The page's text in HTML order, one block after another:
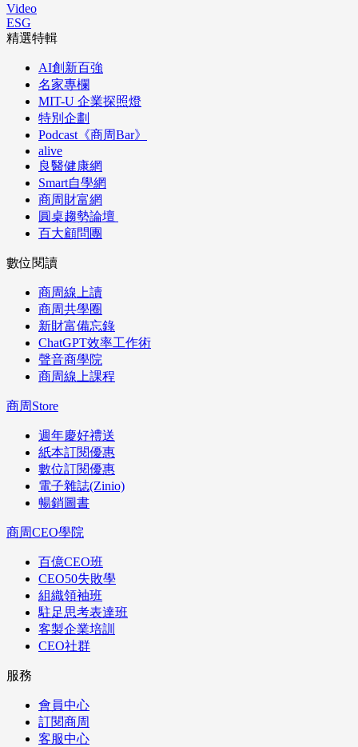
Video
ESG
精選特輯
AI創新百強
名家專欄
MIT-U 企業探照燈
特別企劃
Podcast《商周Bar》
alive
良醫健康網
Smart自學網
商周財富網
圓桌趨勢論壇
百大顧問團
數位閱讀
商周線上讀
商周共學圈
新財富備忘錄
ChatGPT效率工作術
聲音商學院
商周線上課程
商周Store
週年慶好禮送
紙本訂閱優惠
數位訂閱優惠
電子雜誌(Zinio)
暢銷圖書
商周CEO學院
百億CEO班
CEO50失敗學
組織領袖班
駐足思考表達班
客製企業培訓
CEO社群
服務
會員中心
訂閱商周
客服中心